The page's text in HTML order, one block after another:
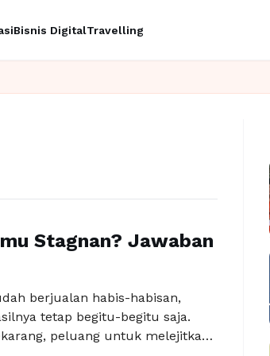
Bisnis DigitalTravelling
Stagnan? Jawaban
berjualan habis-habisan,
tetap begitu-begitu saja.
peluang untuk melejitkan